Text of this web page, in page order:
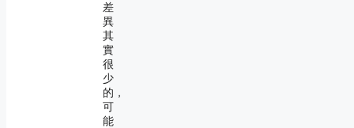
差
異
其
實
很
少
的，
可
能